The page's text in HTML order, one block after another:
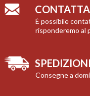
È possibile
risponderemo al
SPEDIZIONI
Consegne a